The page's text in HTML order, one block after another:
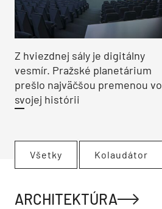
Z hviezdnej sály je digitálny
vesmír. Pražské planetárium
prešlo najväčšou premenou vo
svojej histórii
Všetky Kolaudátor
ARCHITEKTÚRA